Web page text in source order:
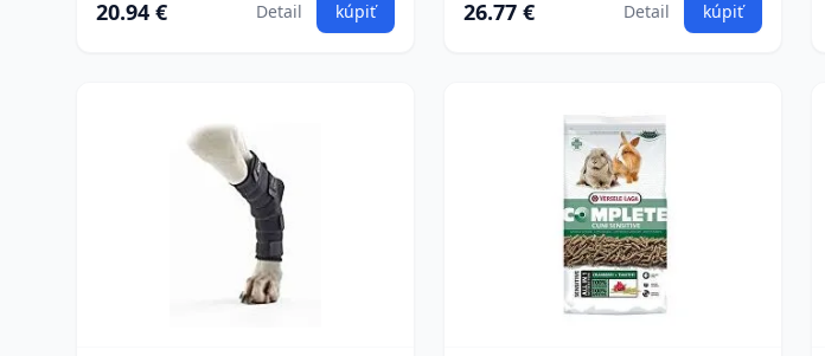
20.94 € Detail kúpiť 26.77 € Detail kúpiť